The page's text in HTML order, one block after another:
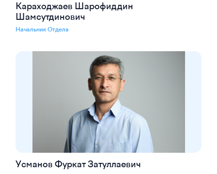
Караходжаев Шарофиддин
Шамсутдинович
Начальник Отдела
Усманов Фуркат Затуллаевич